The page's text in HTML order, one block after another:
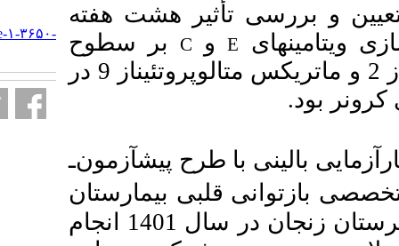
هشت هفته
Cبر سطوح
9
در
پیش­آزمون‌ـ
بیمارستان
در سال 1401 انجام
http://armaghanj.yums.ac.ir/article-۱-۳۶۵۰-